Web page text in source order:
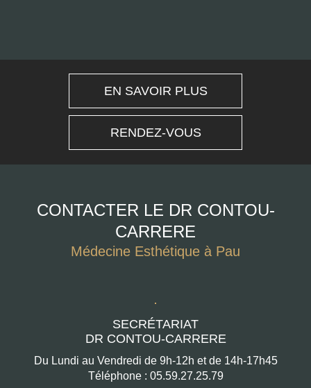
EN SAVOIR PLUS
RENDEZ-VOUS
CONTACTER LE DR CONTOU-
CARRERE
Médecine Esthétique à Pau
SECRÉTARIAT
DR CONTOU-CARRERE
Du Lundi au Vendredi de 9h-12h et de 14h-17h45
Téléphone : 05.59.27.25.79